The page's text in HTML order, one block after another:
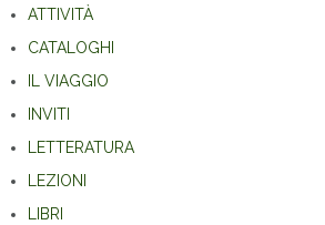
ATTIVITÀ
CATALOGHI
IL VIAGGIO
INVITI
LETTERATURA
LEZIONI
LIBRI